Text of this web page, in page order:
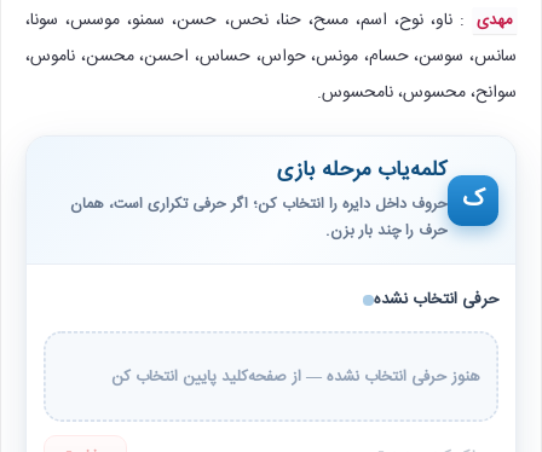
مهدی : ناو، نوح، اسم، مسح، حنا، نحس، حسن، سمنو، موسس، سونا،
سانس، سوسن، حسام، مونس، حواس، حساس، احسن، محسن، ناموس،
سوانح، محسوس، نامحسوس.
ک
کلمه‌یاب مرحله بازی
حروف داخل دایره را انتخاب کن؛ اگر حرفی تکراری است، همان
حرف را چند بار بزن.
حرفی انتخاب نشده
هنوز حرفی انتخاب نشده — از صفحه‌کلید پایین انتخاب کن